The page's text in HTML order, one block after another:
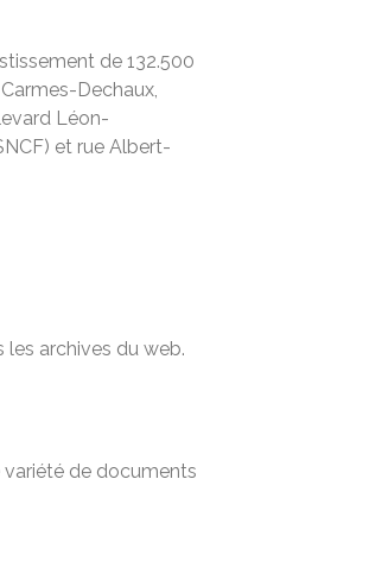
de 132.500
Dechaux,
Léon-
et rue Albert-
les archives du web.
variété de documents